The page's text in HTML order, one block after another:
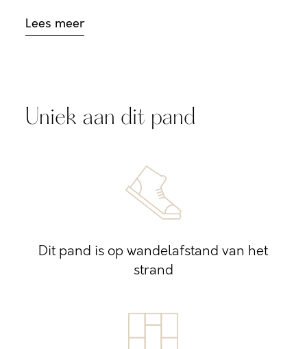
Lees meer
Uniek aan dit pand
Dit pand is op wandelafstand van het
strand